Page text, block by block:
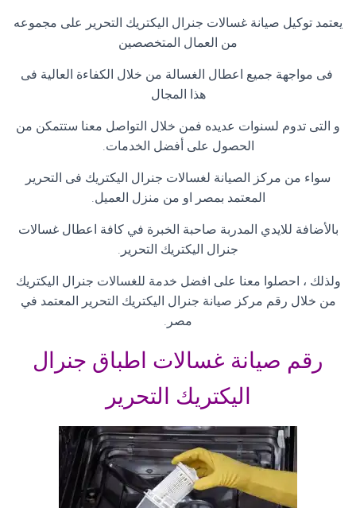
يعتمد توكيل صيانة غسالات جنرال اليكتريك التحرير على مجموعه
من العمال المتخصصين
فى مواجهة جميع اعطال الغسالة من خلال الكفاءة العالية فى
هذا المجال
و التى تدوم لسنوات عديده فمن خلال التواصل معنا ستتمكن من
الحصول على أفضل الخدمات.
سواء من مركز الصيانة لغسالات جنرال اليكتريك فى التحرير
المعتمد بمصر او من منزل العميل.
بالأضافة للايدي المدربة صاحبة الخبرة في كافة اعطال غسالات
جنرال اليكتريك التحرير .
ولذلك ، احصلوا معنا على افضل خدمة للغسالات جنرال اليكتريك
من خلال رقم مركز صيانة جنرال اليكتريك التحرير المعتمد في
مصر .
رقم صيانة غسالات اطباق جنرال
اليكتريك التحرير